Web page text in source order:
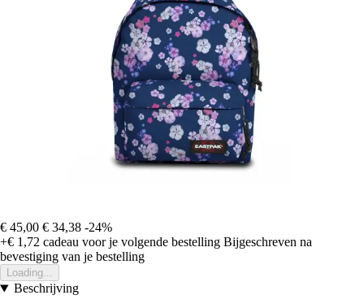
€ 45,00 € 34,38 -24%
+€ 1,72 cadeau voor je volgende bestelling Bijgeschreven na
bevestiging van je bestelling
Loading...
Beschrijving